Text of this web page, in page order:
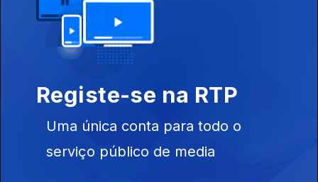
Ep. 6
Registe-se na RTP
Uma única conta para todo o
serviço público de media